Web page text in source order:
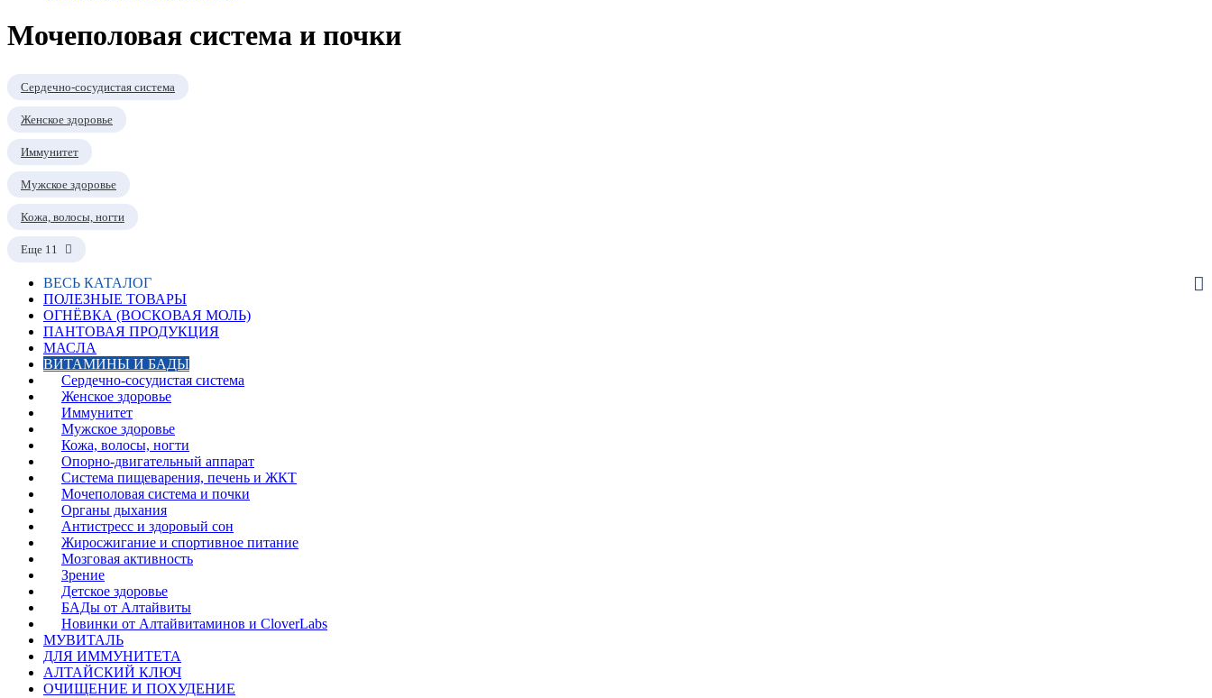
Мочеполовая система и почки
Сердечно-сосудистая система
Женское здоровье
Иммунитет
Мужское здоровье
Кожа, волосы, ногти
Еще 11
ВЕСЬ КАТАЛОГ
ПОЛЕЗНЫЕ ТОВАРЫ
ОГНЁВКА (ВОСКОВАЯ МОЛЬ)
ПАНТОВАЯ ПРОДУКЦИЯ
МАСЛА
ВИТАМИНЫ И БАДЫ
Сердечно-сосудистая система
Женское здоровье
Иммунитет
Мужское здоровье
Кожа, волосы, ногти
Опорно-двигательный аппарат
Система пищеварения, печень и ЖКТ
Мочеполовая система и почки
Органы дыхания
Антистресс и здоровый сон
Жиросжигание и спортивное питание
Мозговая активность
Зрение
Детское здоровье
БАДы от Алтайвиты
Новинки от Алтайвитаминов и CloverLabs
МУВИТАЛЬ
ДЛЯ ИММУНИТЕТА
АЛТАЙСКИЙ КЛЮЧ
ОЧИЩЕНИЕ И ПОХУДЕНИЕ